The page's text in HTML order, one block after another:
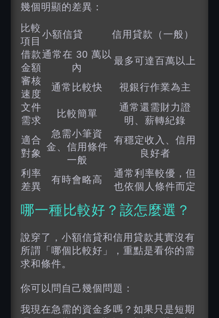
幾個明顯的差異：
比較
項目
小額信貸
信用貸款（一般）
借款
金額
通常在 30 萬以
內
最多可達百萬以上
審核
速度
通常比較快
視銀行作業為主
文件
需求
比較簡單
通常還需財力證
明、薪轉紀錄
適合
對象
急需小筆資
金、信用條件
一般
有穩定收入、信用
良好者
利率
差異
有時會略高
通常利率較優，但
也依個人條件而定
哪一種比較好？該怎麼選？
說穿了，小額信貸和信用貸款其實沒有
所謂「哪個比較好」，重點是看你的需
求和條件。
你可以問自己幾個問題：
我現在急需的資金多嗎？如果只是短期